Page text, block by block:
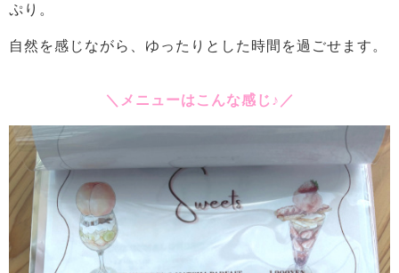
ぷり。
自然を感じながら、ゆったりとした時間を過ごせます。
＼メニューはこんな感じ♪／